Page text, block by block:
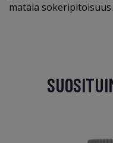
matala sokeripitoisuus.